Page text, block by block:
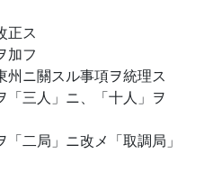
正ス
加フ
州ニ關スル事項ヲ統理ス
「三人」ニ、「十人」ヲ
二局」ニ改メ「取調局」